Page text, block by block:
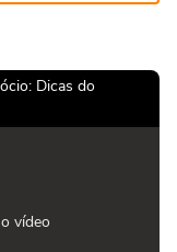
Dicas do
vídeo